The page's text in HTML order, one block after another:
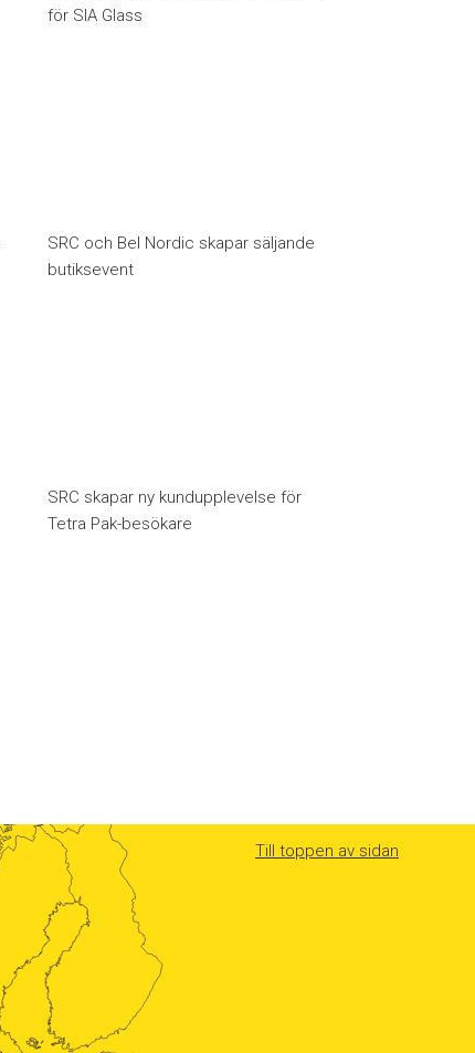
för SIA Glass
SRC och Bel Nordic skapar säljande
butiksevent
SRC skapar ny kundupplevelse för
Tetra Pak-besökare
Till toppen av sidan